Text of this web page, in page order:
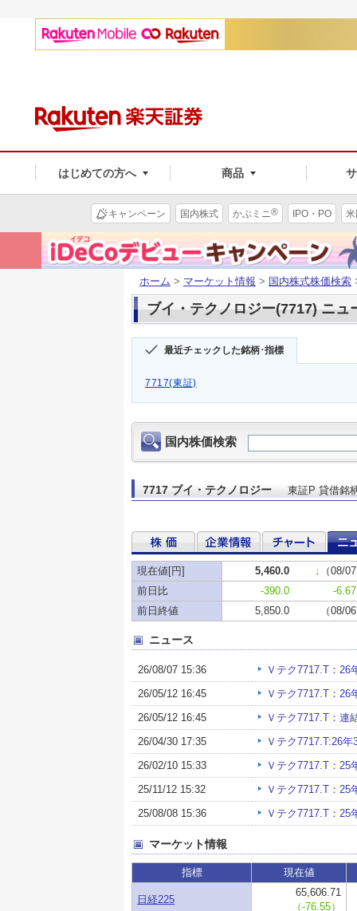
はじめての方へ 商品
キャンペーン 国内株式 かぶミニ® IPO・PO
ホーム > マーケット情報 > 国内株式株価検索
ブイ・テクノロジー(7717) ニュ
最近チェックした銘柄･指標
7717(東証)